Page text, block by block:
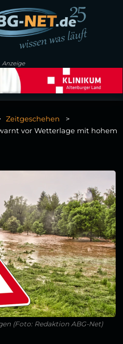
Anzeige
Zeitgeschehen
vor Wetterlage mit hohem
(Foto: Redaktion ABG-Net)